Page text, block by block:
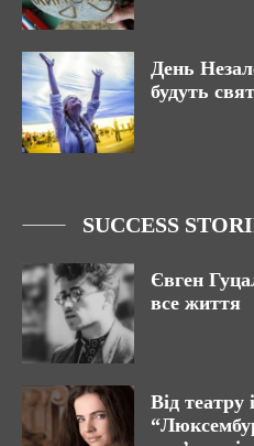
День
будуть
SUCCESS
Євген
все життя
Від театру